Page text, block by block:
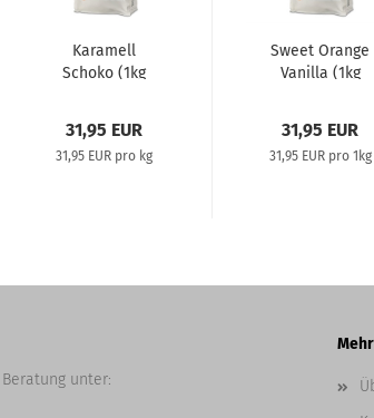
Karamell
Schoko (1kg
31,95 EUR
31,95 EUR pro kg
Sweet Orange
Vanilla (1kg
31,95 EUR
31,95 EUR pro 1kg
unter: